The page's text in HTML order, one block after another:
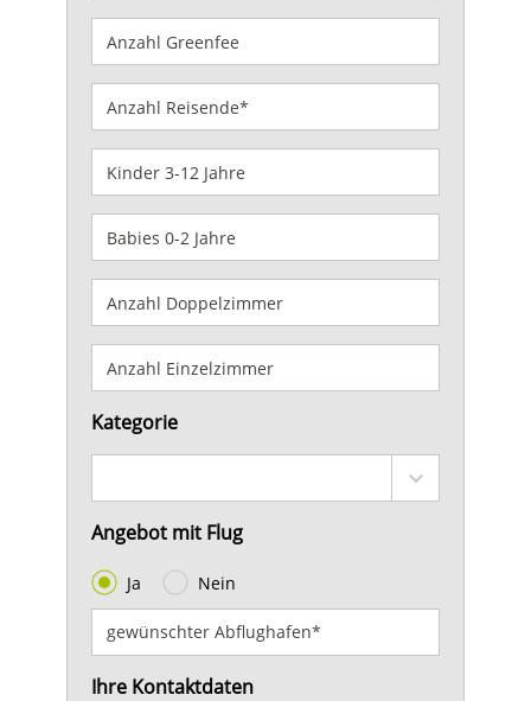
Kategorie
Angebot mit Flug
Ja Nein
Ihre Kontaktdaten